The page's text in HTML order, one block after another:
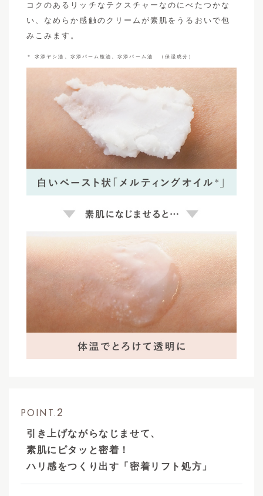
コクのあるリッチなテクスチャーなのにべたつかな
い、なめらか感触のクリームが素肌をうるおいで包
みこみます。
＊ 水添ヤシ油、水添パーム核油、水添パーム油 （保湿成分）
POINT. 2
引き上げながらなじませて、
素肌にピタッと密着！
ハリ感をつくり出す「密着リフト処方」